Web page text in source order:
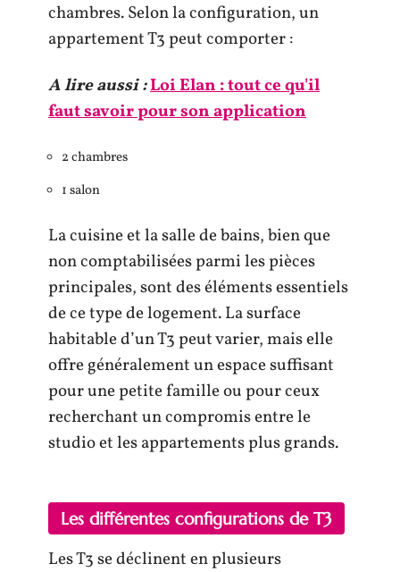
chambres. Selon la configuration, un
appartement T3 peut comporter :
A lire aussi :Loi Elan : tout ce qu'il
faut savoir pour son application
2 chambres
1 salon
La cuisine et la salle de bains, bien que
non comptabilisées parmi les pièces
principales, sont des éléments essentiels
de ce type de logement. La surface
habitable d’un T3 peut varier, mais elle
offre généralement un espace suffisant
pour une petite famille ou pour ceux
recherchant un compromis entre le
studio et les appartements plus grands.
Les différentes configurations de T3
Les T3 se déclinent en plusieurs